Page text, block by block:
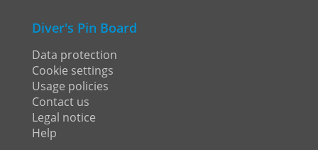
Diver's Pin Board
Data protection
Cookie settings
Usage policies
Contact us
Legal notice
Help